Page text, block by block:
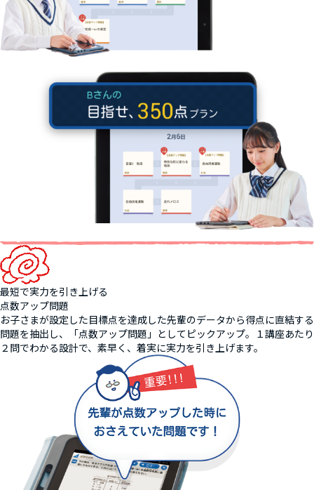
最短で実力を引き上げる
点数アップ問題
お子さまが設定した目標点を達成した先輩のデータから得点に直結する
問題を抽出し、「点数アップ問題」としてピックアップ。１講座あたり
２問でわかる設計で、素早く、着実に実力を引き上げます。